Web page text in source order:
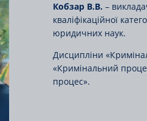
Кобзар В.В. –
кваліфікаційної
юридичних наук.
Дисципліни
«Кримінальний
процес».